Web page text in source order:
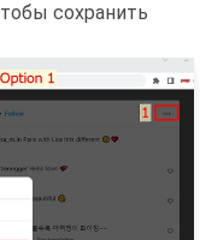
сохранить